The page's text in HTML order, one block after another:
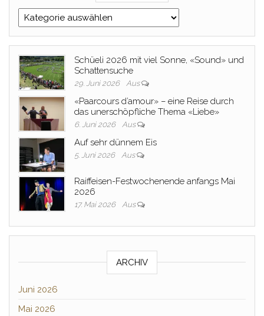
Kategorien
Schüeli 2026 mit viel Sonne, «Sound» und
Schattensuche
29. Juni 2026 Aus
«Paarcours d’amour» – eine Reise durch
das unerschöpfliche Thema «Liebe»
6. Juni 2026 Aus
Auf sehr dünnem Eis
5. Juni 2026 Aus
Raiffeisen-Festwochenende anfangs Mai
2026
17. Mai 2026 Aus
ARCHIV
Juni 2026
Mai 2026